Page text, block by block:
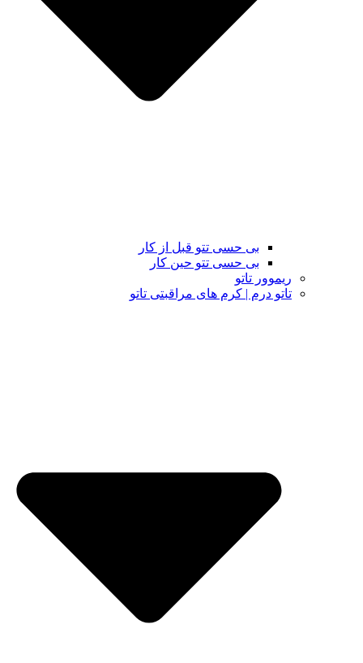
بی حسی تتو قبل از کار
بی حسی تتو حین کار
ریموور تاتو
تاتو درم | کرم های مراقبتی تاتو